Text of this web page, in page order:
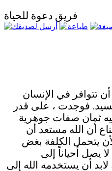
فريق دعوة للحياة
تتوافر في الإنسان
فوجدت ، على قدر
ثمان صفات جوهرية
أن الله مستعد أن
يتحمل الكلفة بغض
يصل أحياناً إلى
أن يستخدمه الله إلى